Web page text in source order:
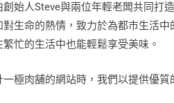
始人Steve與兩位年輕老闆共同打
對生命的熱情，致力於為都市生活
忙的生活中也能輕鬆享受美味。
一極肉舖的網站時，我們以提供優